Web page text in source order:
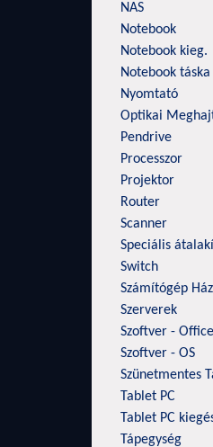
NAS
Notebook
Notebook kieg.
Notebook táska
Nyomtató
Optikai
Pendrive
Processzor
Projektor
Router
Scanner
Speciális
Switch
Számítógép Ház
Szerverek
Szoftver - Office
Szoftver - OS
Szünetmentes
Tablet PC
Tablet PC
Tápegység